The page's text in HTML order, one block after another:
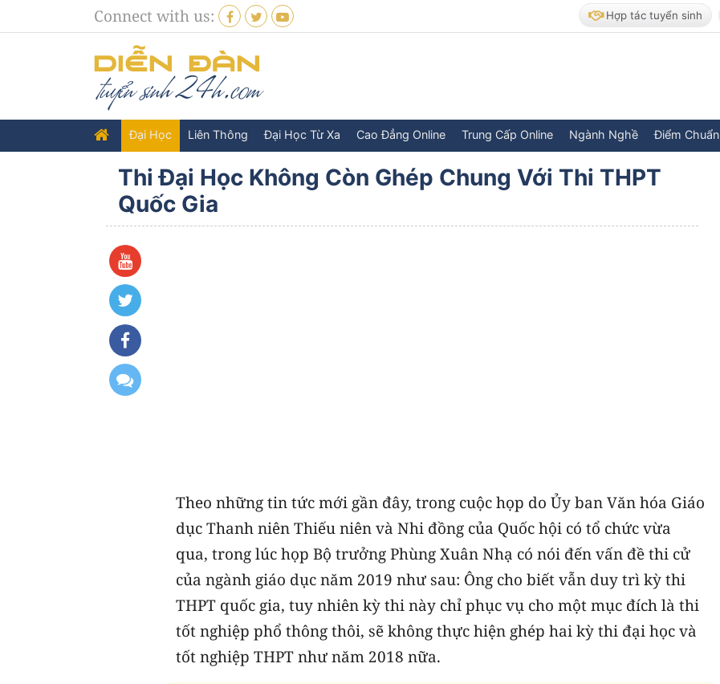
Connect with us: Hợp tác tuyển sinh
Đại Học Liên Thông Đại Học Từ Xa Cao Đẳng Online Trung Cấp Online Ngành Nghề Điểm Chuẩn
Thi Đại Học Không Còn Ghép Chung Với Thi THPT
Quốc Gia
Theo những tin tức mới gần đây, trong cuộc họp do Ủy ban Văn hóa Giáo
dục Thanh niên Thiếu niên và Nhi đồng của Quốc hội có tổ chức vừa
qua, trong lúc họp Bộ trưởng Phùng Xuân Nhạ có nói đến vấn đề thi cử
của ngành giáo dục năm 2019 như sau: Ông cho biết vẫn duy trì kỳ thi
THPT quốc gia, tuy nhiên kỳ thi này chỉ phục vụ cho một mục đích là thi
tốt nghiệp phổ thông thôi, sẽ không thực hiện ghép hai kỳ thi đại học và
tốt nghiệp THPT như năm 2018 nữa.